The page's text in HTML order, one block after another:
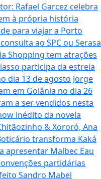
Rafael Garcez celebra
à própria história
para viajar a Porto
ao SPC ou Serasa
Shopping tem atrações
participa da estreia
dia 13 de agosto Jorge
em Goiânia no dia 26
a ser vendidos nesta
inédito da novela
& Xororó, Ana
transforma Kaká
apresentar Malbec Eau
partidárias
Sandro Mabel